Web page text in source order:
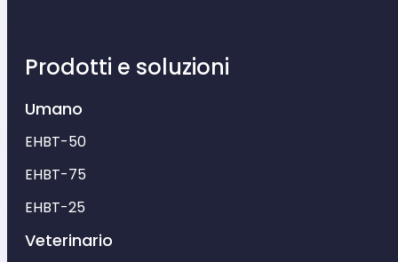
Prodotti e soluzioni
Umano
EHBT-50
EHBT-75
EHBT-25
Veterinario